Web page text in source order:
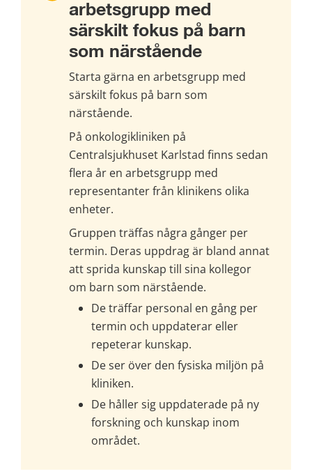
arbetsgrupp med
särskilt fokus på barn
som närstående
Starta gärna en arbetsgrupp med
särskilt fokus på barn som
närstående.
På onkologikliniken på
Centralsjukhuset Karlstad finns sedan
flera år en arbetsgrupp med
representanter från klinikens olika
enheter.
Gruppen träffas några gånger per
termin. Deras uppdrag är bland annat
att sprida kunskap till sina kollegor
om barn som närstående.
De träffar personal en gång per
termin och uppdaterar eller
repeterar kunskap.
De ser över den fysiska miljön på
kliniken.
De håller sig uppdaterade på ny
forskning och kunskap inom
området.